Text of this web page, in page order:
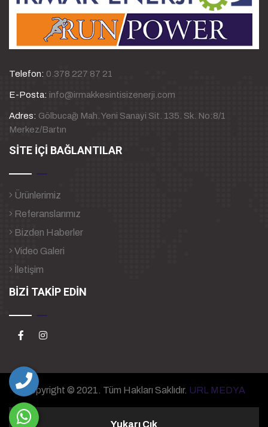
Telefon: 0.378 227 87 21
E-Posta: info@irmakkesintisizenerji.com
Adres: Gölbucağı Mah. Yeni Sanayi Sit. 135. Sk. No:8/1
Merkez/Bartın
SİTE İÇİ BAĞLANTILAR
Ürünlerimiz
Referanslarımız
Bizden Haberler
Video Galeri
İletişim
BİZİ TAKİP EDİN
Copyright © 2021. Tüm Hakları Saklıdır. URL MEDYA
Yukarı Çık